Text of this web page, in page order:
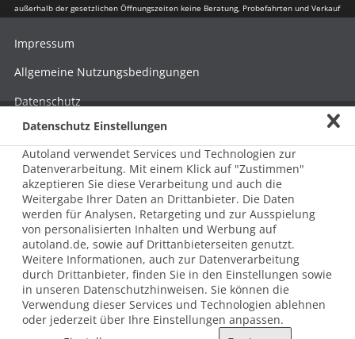
außerhalb der gesetzlichen Öffnungszeiten keine Beratung, Probefahrten und Verkauf
© 2026 AUTOLAND 24 SE & Co. Betriebs KG
Werner-von-Siemens-Str. 2, 06796 Brehna, Deutschland
Impressum
Allgemeine Nutzungsbedingungen
Datenschutz
Hinweisgebersystem nach HinSchG
Beschwerde nach LkSG
Grundsatzerklärung zum LkSG
Datenschutz Einstellungen
Autoland verwendet Services und Technologien zur
Datenverarbeitung. Mit einem Klick auf "Zustimmen"
akzeptieren Sie diese Verarbeitung und auch die
Weitergabe Ihrer Daten an Drittanbieter. Die Daten
werden für Analysen, Retargeting und zur Ausspielung
von personalisierten Inhalten und Werbung auf
autoland.de, sowie auf Drittanbieterseiten genutzt.
Weitere Informationen, auch zur Datenverarbeitung
durch Drittanbieter, finden Sie in den Einstellungen sowie
in unseren Datenschutzhinweisen. Sie können die
Verwendung dieser Services und Technologien ablehnen
oder jederzeit über Ihre Einstellungen anpassen.